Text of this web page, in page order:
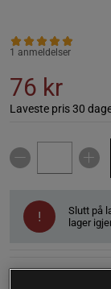
1 anmeldelser
76 kr
Laveste pris 30
!
Slutt på
lager
SKU #289-80106501|